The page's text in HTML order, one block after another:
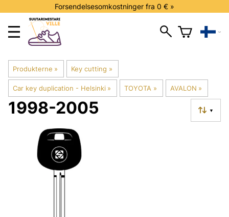
Forsendelsesomkostninger fra 0 € »
Produkterne ‪» Key cutting ‪»
Car key duplication - Helsinki ‪» TOYOTA ‪» AVALON ‪»
▼
1998-2005